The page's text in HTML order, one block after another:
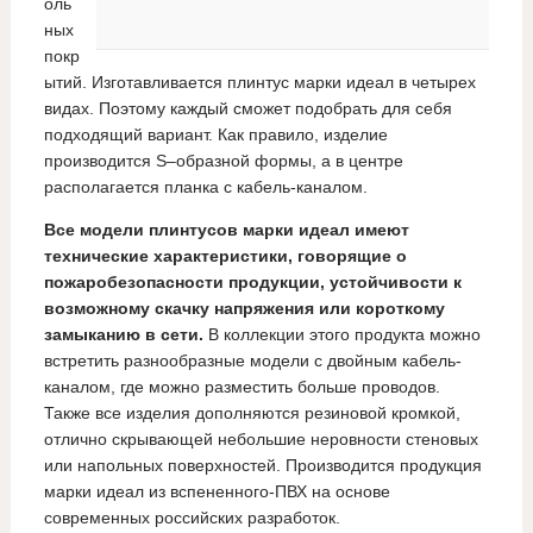
ных
покр
ытий. Изготавливается плинтус марки идеал в четырех
видах. Поэтому каждый сможет подобрать для себя
подходящий вариант. Как правило, изделие
производится S–образной формы, а в центре
располагается планка с кабель-каналом.
Все модели плинтусов марки идеал имеют
технические характеристики, говорящие о
пожаробезопасности продукции, устойчивости к
возможному скачку напряжения или короткому
замыканию в сети. В коллекции этого продукта можно
встретить разнообразные модели с двойным кабель-
каналом, где можно разместить больше проводов.
Также все изделия дополняются резиновой кромкой,
отлично скрывающей небольшие неровности стеновых
или напольных поверхностей. Производится продукция
марки идеал из вспененного-ПВХ на основе
современных российских разработок.